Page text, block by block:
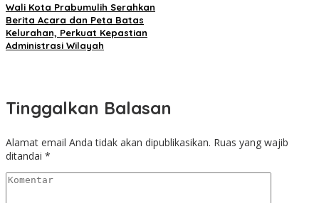
Wali Kota Prabumulih Serahkan
Berita Acara dan Peta Batas
Kelurahan, Perkuat Kepastian
Administrasi Wilayah
Tinggalkan Balasan
Alamat email Anda tidak akan dipublikasikan. Ruas yang wajib
ditandai *